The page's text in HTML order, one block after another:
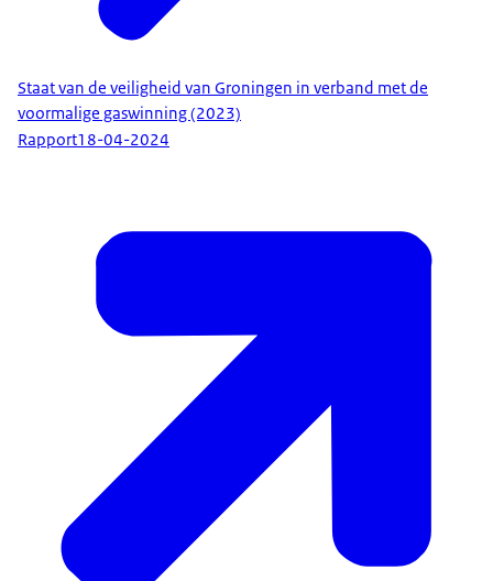
Staat van de veiligheid van Groningen in verband met de
voormalige gaswinning (2023)
Rapport18-04-2024